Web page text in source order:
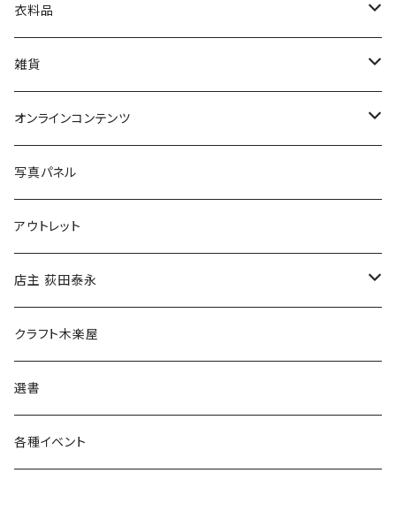
娯楽・エンターテインメント
古書セット
美術
衣料品
POLEWARDS
Tシャツ
雑貨
バッグ
ブックカバー
マグカップ
傘
食料品
その他
オンラインコンテンツ
冒険クロストーク
写真パネル
アウトレット
店主 荻田泰永
書籍
ウェア
クラフト木楽屋
選書
各種イベント